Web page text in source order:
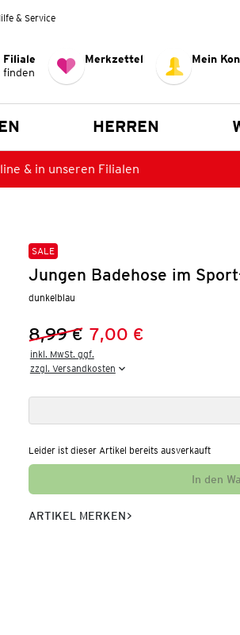
& Service
Filiale
finden
Merkzettel Mein
HERREN
& in unseren Filialen
SALE
Jungen Badehose im
dunkelblau
Vorheriger Preis:
8,99 €
Neuer Preis:
7,00 €
inkl. MwSt. ggf.
zzgl. Versandkosten
Leider ist dieser Artikel bereits ausverkauft
In den
ARTIKEL MERKEN